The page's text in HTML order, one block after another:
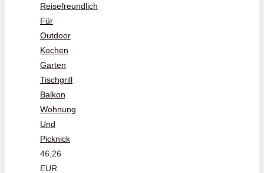
Reisefreundlich
Für
Outdoor
Kochen
Garten
Tischgrill
Balkon
Wohnung
Und
Picknick
46,26
EUR